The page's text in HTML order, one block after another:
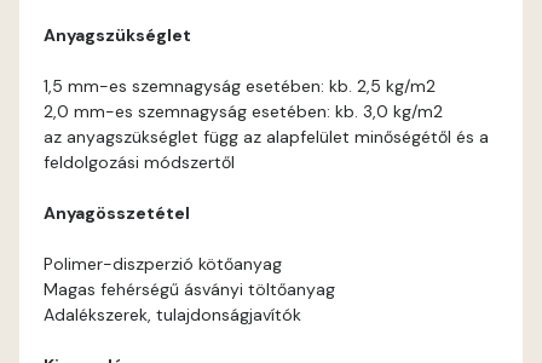
Date-brown B
Fern C
Anyagszükséglet
1,5 mm-es szemnagyság esetében: kb. 2,5 kg/m2
2,0 mm-es szemnagyság esetében: kb. 3,0 kg/m2
az anyagszükséglet függ az alapfelület minőségétől és a
feldolgozási módszertől
Anyagösszetétel
Polimer-diszperzió kötőanyag
Magas fehérségű ásványi töltőanyag
Adalékszerek, tulajdonságjavítók